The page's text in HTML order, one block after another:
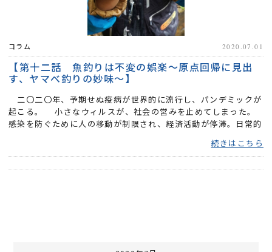
コラム 2020.07.01
【第十二話 魚釣りは不変の娯楽～原点回帰に見出
す、ヤマべ釣りの妙味～】
二〇二〇年、予期せぬ疫病が世界的に流行し、パンデミックが
起こる。 小さなウィルスが、社会の営みを止めてしまった。
感染を防ぐために人の移動が制限され、経済活動が停滞。日常的
続きはこちら